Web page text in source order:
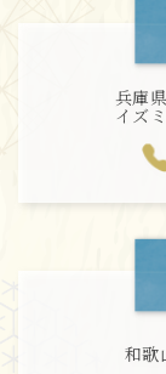
兵庫
イズ
和歌